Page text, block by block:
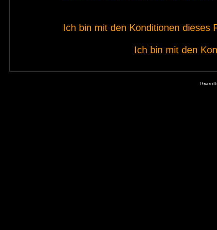
Ich bin mit den Konditionen dieses
Ich bin mit den
Powered